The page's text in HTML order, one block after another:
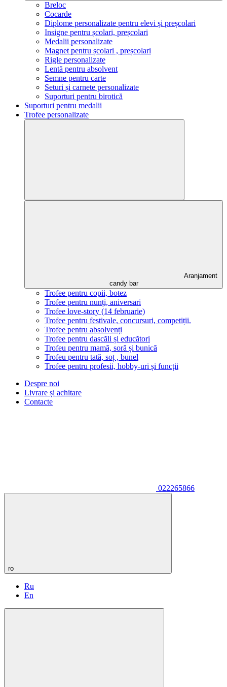
Breloc
Cocarde
Diplome personalizate pentru elevi și preșcolari
Insigne pentru școlari, preșcolari
Medalii personalizate
Magnet pentru școlari , preșcolari
Rigle personalizate
Lentă pentru absolvent
Semne pentru carte
Seturi și carnete personalizate
Suporturi pentru birotică
Suporturi pentru medalii
Trofee personalizate
Aranjament
candy bar
Trofee pentru copii, botez
Trofee pentru nunți, aniversari
Trofee love-story (14 februarie)
Trofee pentru festivale, concursuri, competiții.
Trofee pentru absolvenți
Trofee pentru dascăli și educători
Trofeu pentru mamă, soră și bunică
Trofeu pentru tată, soț , bunel
Trofee pentru profesii, hobby-uri și funcții
Despre noi
Livrare și achitare
Contacte
022265866
ro
Ru
En